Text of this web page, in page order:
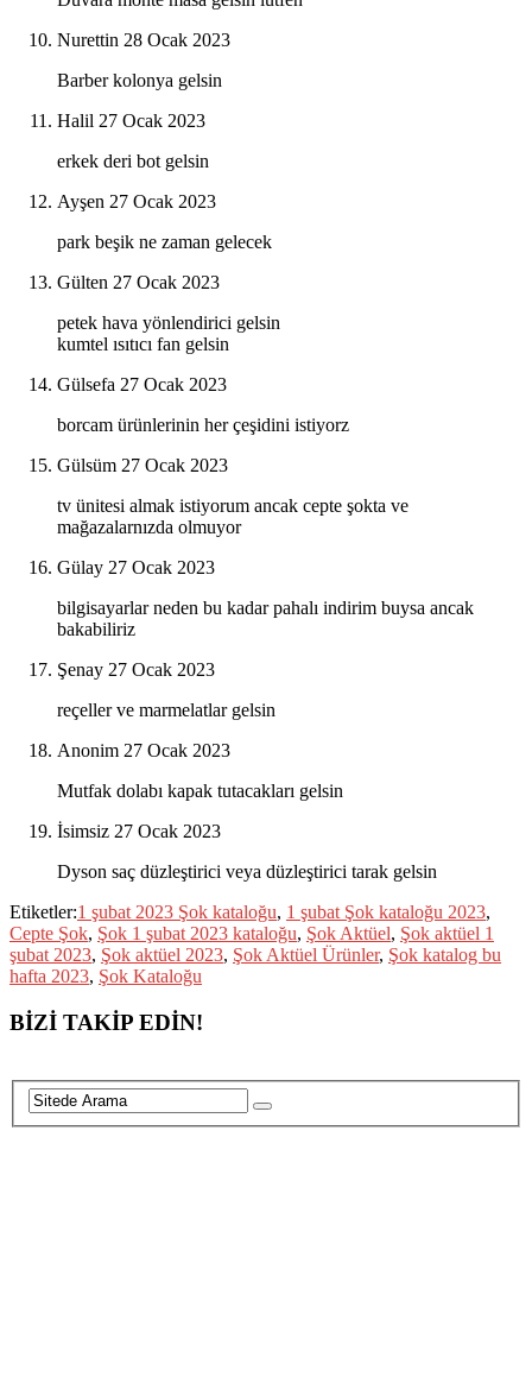
Nurettin 28 Ocak 2023
Barber kolonya gelsin
Halil 27 Ocak 2023
erkek deri bot gelsin
Ayşen 27 Ocak 2023
park beşik ne zaman gelecek
Gülten 27 Ocak 2023
petek hava yönlendirici gelsin
kumtel ısıtıcı fan gelsin
Gülsefa 27 Ocak 2023
borcam ürünlerinin her çeşidini istiyorz
Gülsüm 27 Ocak 2023
tv ünitesi almak istiyorum ancak cepte şokta ve
mağazalarnızda olmuyor
Gülay 27 Ocak 2023
bilgisayarlar neden bu kadar pahalı indirim buysa ancak
bakabiliriz
Şenay 27 Ocak 2023
reçeller ve marmelatlar gelsin
Anonim 27 Ocak 2023
Mutfak dolabı kapak tutacakları gelsin
İsimsiz 27 Ocak 2023
Dyson saç düzleştirici veya düzleştirici tarak gelsin
Etiketler:1 şubat 2023 Şok kataloğu, 1 şubat Şok kataloğu 2023,
Cepte Şok, Şok 1 şubat 2023 kataloğu, Şok Aktüel, Şok aktüel 1
şubat 2023, Şok aktüel 2023, Şok Aktüel Ürünler, Şok katalog bu
hafta 2023, Şok Kataloğu
BİZİ TAKİP EDİN!